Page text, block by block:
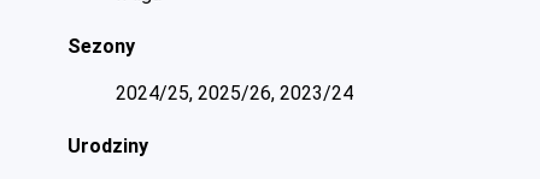
Sezony
2024/25, 2025/26, 2023/24
Urodziny